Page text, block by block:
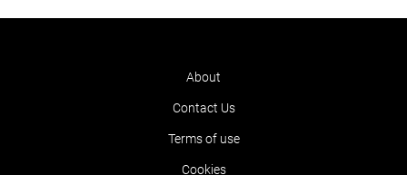
About
Contact Us
Terms of use
Cookies